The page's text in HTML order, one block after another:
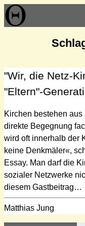
Zum
Inhalt
"Wir, die Netz-
"Eltern"-
Kirchen bestehen
direkte Begegnung
wird oft innerhalb der
keine Denkmäler«,
Essay. Man darf die
sozialer Netzwerke
diesem Gastbeitrag…
Matthias Jung